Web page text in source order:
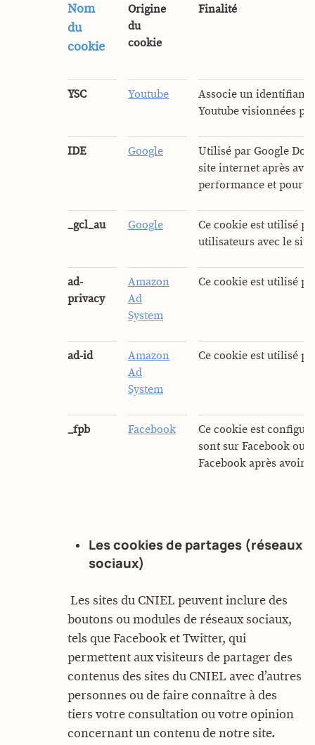
Nom
du
cookie
Origine
du
cookie
Finalité
YSC Youtube
Associe un identifiant
Youtube visionnées
IDE Google
Utilisé par Google
site internet après
performance et pour
_gcl_au Google
Ce cookie est utilisé
utilisateurs avec le site
ad-
privacy
Amazon
Ad
System
Ce cookie est utilisé
ad-id
Amazon
Ad
System
Ce cookie est utilisé
_fpb Facebook
Ce cookie est
sont sur Facebook ou
Facebook après avoir
Les cookies de partages (réseaux
sociaux)
Les sites du CNIEL peuvent inclure des
boutons ou modules de réseaux sociaux,
tels que Facebook et Twitter, qui
permettent aux visiteurs de partager des
contenus des sites du CNIEL avec d’autres
personnes ou de faire connaître à des
tiers votre consultation ou votre opinion
concernant un contenu de notre site.